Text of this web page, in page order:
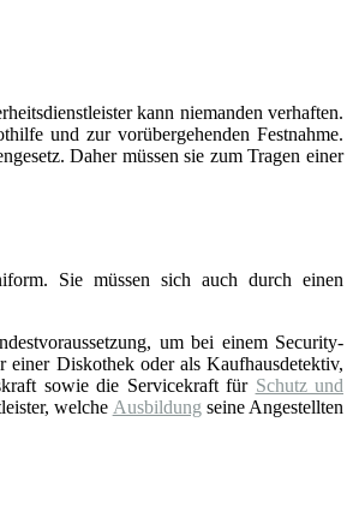
kann niemanden verhaften.
und zur vorübergehenden Festnahme.
Daher müssen sie zum Tragen einer
Sie müssen sich auch durch einen
um bei einem Security-
Diskothek oder als Kaufhausdetektiv,
sowie die Servicekraft für Schutz und
welche Ausbildung seine Angestellten